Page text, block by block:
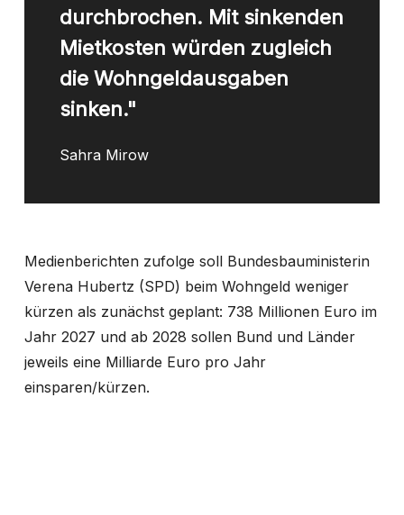
durchbrochen. Mit sinkenden
Mietkosten würden zugleich
die Wohngeldausgaben
sinken."
Sahra Mirow
Medienberichten zufolge soll Bundesbauministerin
Verena Hubertz (SPD) beim Wohngeld weniger
kürzen als zunächst geplant: 738 Millionen Euro im
Jahr 2027 und ab 2028 sollen Bund und Länder
jeweils eine Milliarde Euro pro Jahr
einsparen/kürzen.